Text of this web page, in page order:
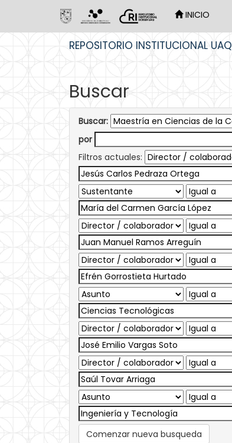
INICIO
REPOSITORIO INSTITUCIONAL UAQ
Buscar
Buscar:
por
Filtros actuales:
Comenzar nueva busqueda